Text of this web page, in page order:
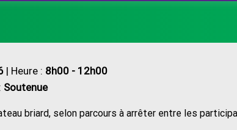
| Heure : 8h00 - 12h00
Soutenue
briard, selon parcours à arrêter entre les